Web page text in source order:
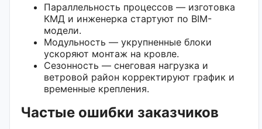
Параллельность процессов — изготовка
КМД и инженерка стартуют по BIM-
модели.
Модульность — укрупненные блоки
ускоряют монтаж на кровле.
Сезонность — снеговая нагрузка и
ветровой район корректируют график и
временные крепления.
Частые ошибки заказчиков